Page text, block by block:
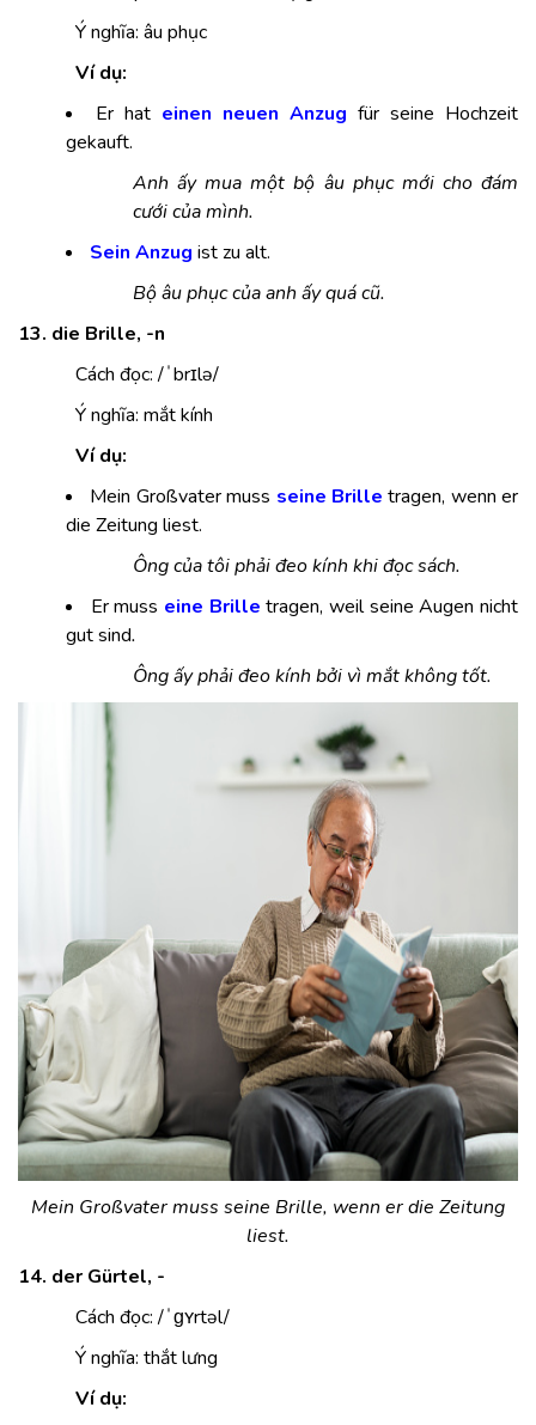
Ý nghĩa: âu phục
Ví dụ:
Er hat einen neuen Anzug für seine Hochzeit
gekauft.
Anh ấy mua một bộ âu phục mới cho đám
cưới của mình.
Sein Anzug ist zu alt.
Bộ âu phục của anh ấy quá cũ.
13. die Brille, -n
Cách đọc: /ˈbrɪlə/
Ý nghĩa: mắt kính
Ví dụ:
Mein Großvater muss seine Brille tragen, wenn er
die Zeitung liest.
Ông của tôi phải đeo kính khi đọc sách.
Er muss eine Brille tragen, weil seine Augen nicht
gut sind.
Ông ấy phải đeo kính bởi vì mắt không tốt.
Mein Großvater muss seine Brille, wenn er die Zeitung
liest.
14. der Gürtel, -
Cách đọc: /ˈɡʏrtəl/
Ý nghĩa: thắt lưng
Ví dụ: